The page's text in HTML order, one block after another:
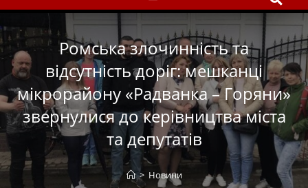
Ромська злочинність та
відсутність доріг: мешканці
мікрорайону «Радванка – Горяни»
звернулися до керівництва міста
та депутатів
> Новини